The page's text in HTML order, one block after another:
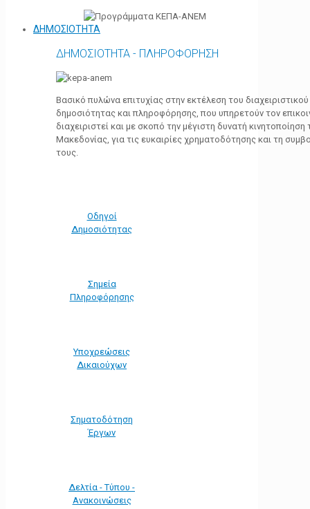
ΔΗΜΟΣΙΟΤΗΤΑ
ΔΗΜΟΣΙΟΤΗΤΑ - ΠΛΗΡΟΦΟΡΗΣΗ
Βασικό πυλώνα επιτυχίας στην εκτέλεση του
δημοσιότητας και πληροφόρησης, που υπηρετούν τον
διαχειριστεί και με σκοπό την μέγιστη δυνατή
Μακεδονίας, για τις ευκαιρίες χρηματοδότησης και τη
τους.
Οδηγοί
Δημοσιότητας
Σημεία
Πληροφόρησης
Υποχρεώσεις
Δικαιούχων
Σηματοδότηση
Έργων
Δελτία - Τύπου -
Ανακοινώσεις